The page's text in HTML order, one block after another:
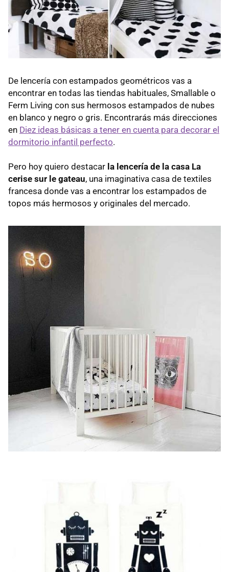
De lencería con estampados geométricos vas a
encontrar en todas las tiendas habituales, Smallable o
Ferm Living con sus hermosos estampados de nubes
en blanco y negro o gris. Encontrarás más direcciones
en Diez ideas básicas a tener en cuenta para decorar el
dormitorio infantil perfecto.
Pero hoy quiero destacar la lencería de la casa La
cerise sur le gateau, una imaginativa casa de textiles
francesa donde vas a encontrar los estampados de
topos más hermosos y originales del mercado.